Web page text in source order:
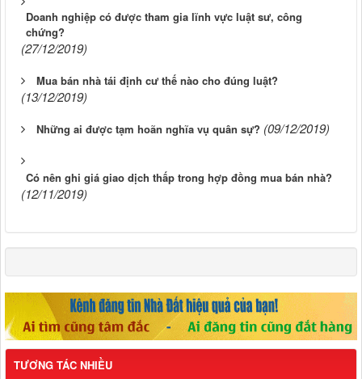
Doanh nghiệp có được tham gia lĩnh vực luật sư, công
chứng?
(27/12/2019)
Mua bán nhà tái định cư thế nào cho đúng luật?
(13/12/2019)
Những ai được tạm hoãn nghĩa vụ quân sự? (09/12/2019)
Có nên ghi giá giao dịch thấp trong hợp đồng mua bán nhà?
(12/11/2019)
TƯƠNG TÁC NHIỀU